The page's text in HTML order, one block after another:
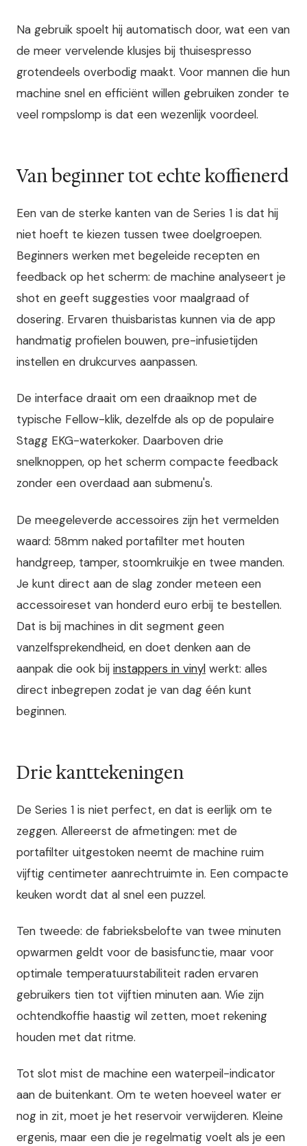
Na gebruik spoelt hij automatisch door, wat een van
de meer vervelende klusjes bij thuisespresso
grotendeels overbodig maakt. Voor mannen die hun
machine snel en efficiënt willen gebruiken zonder te
veel rompslomp is dat een wezenlijk voordeel.
Van beginner tot echte koffienerd
Een van de sterke kanten van de Series 1 is dat hij
niet hoeft te kiezen tussen twee doelgroepen.
Beginners werken met begeleide recepten en
feedback op het scherm: de machine analyseert je
shot en geeft suggesties voor maalgraad of
dosering. Ervaren thuisbaristas kunnen via de app
handmatig profielen bouwen, pre-infusietijden
instellen en drukcurves aanpassen.
De interface draait om een draaiknop met de
typische Fellow-klik, dezelfde als op de populaire
Stagg EKG-waterkoker. Daarboven drie
snelknoppen, op het scherm compacte feedback
zonder een overdaad aan submenu's.
De meegeleverde accessoires zijn het vermelden
waard: 58mm naked portafilter met houten
handgreep, tamper, stoomkruikje en twee manden.
Je kunt direct aan de slag zonder meteen een
accessoireset van honderd euro erbij te bestellen.
Dat is bij machines in dit segment geen
vanzelfsprekendheid, en doet denken aan de
aanpak die ook bij instappers in vinyl werkt: alles
direct inbegrepen zodat je van dag één kunt
beginnen.
Drie kanttekeningen
De Series 1 is niet perfect, en dat is eerlijk om te
zeggen. Allereerst de afmetingen: met de
portafilter uitgestoken neemt de machine ruim
vijftig centimeter aanrechtruimte in. Een compacte
keuken wordt dat al snel een puzzel.
Ten tweede: de fabrieksbelofte van twee minuten
opwarmen geldt voor de basisfunctie, maar voor
optimale temperatuurstabiliteit raden ervaren
gebruikers tien tot vijftien minuten aan. Wie zijn
ochtendkoffie haastig wil zetten, moet rekening
houden met dat ritme.
Tot slot mist de machine een waterpeil-indicator
aan de buitenkant. Om te weten hoeveel water er
nog in zit, moet je het reservoir verwijderen. Kleine
ergenis, maar een die je regelmatig voelt als je een